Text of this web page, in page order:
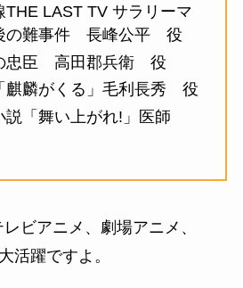
THE LAST TV サラリーマ
の難事件 長峰公平 役
忠臣 高田郡兵衛 役
麒麟がくる」毛利長秀 役
説「舞い上がれ!」医師
ビアニメ、劇場アニメ、
活躍ですよ。